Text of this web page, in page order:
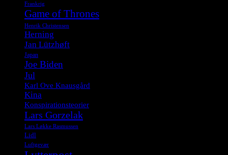
Frankrig
Game of Thrones
Henrik Christensen
Herning
Jan Lützhøft
Japan
Joe Biden
Jul
Karl Ove Knausgård
Kina
Konspirationsteorier
Lars Gorzelak
Lars Løkke Rasmussen
Lidl
Luftgevær